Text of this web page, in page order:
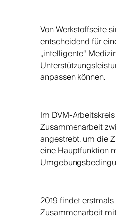
Von Werkstoffseite
entscheidend für
„intelligente“
anpassen können.
Im DVM-
Zusammenarbeit
angestrebt, um die
eine Hauptfunktion
2019 findet
Zusammenarbeit